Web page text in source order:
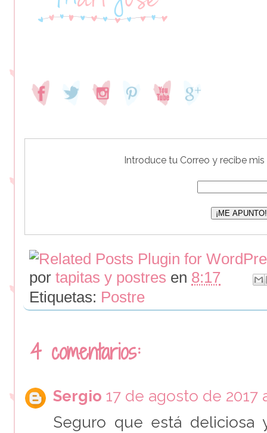
Introduce tu Correo y recibe
por tapitas y postres en 8:17
Etiquetas: Postre
4 comentarios:
Sergio 17 de agosto de 2017
Seguro que está deliciosa